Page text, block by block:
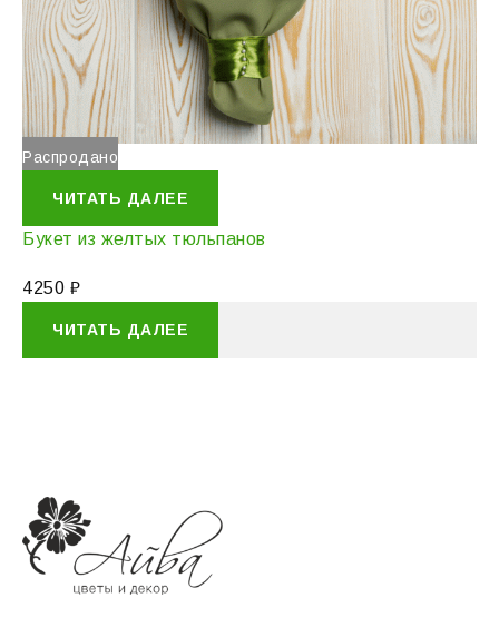
Распродано
ЧИТАТЬ ДАЛЕЕ
Букет из желтых тюльпанов
4250 ₽
ЧИТАТЬ ДАЛЕЕ